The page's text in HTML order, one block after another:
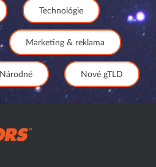
Technológie
Marketing & reklama
Národné Nové gTLD